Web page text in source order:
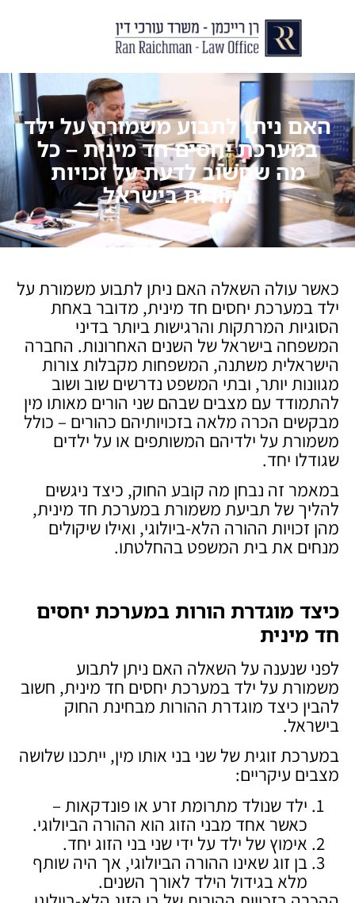
האם ניתן לתבוע משמורת על ילד
במערכת יחסים חד מינית – כל
מה שחשוב לדעת על זכויות
ההורות בישראל
כאשר עולה השאלה האם ניתן לתבוע משמורת על
ילד במערכת יחסים חד מינית, מדובר באחת
הסוגיות המרתקות והרגישות ביותר בדיני
המשפחה בישראל של השנים האחרונות. החברה
הישראלית משתנה, המשפחות מקבלות צורות
מגוונות יותר, ובתי המשפט נדרשים שוב ושוב
להתמודד עם מצבים שבהם שני הורים מאותו מין
מבקשים הכרה מלאה בזכויותיהם כהורים – כולל
משמורת על ילדיהם המשותפים או על ילדים
שגודלו יחד.
במאמר זה נבחן מה קובע החוק, כיצד ניגשים
להליך של תביעת משמורת במערכת חד מינית,
מהן זכויות ההורה הלא-ביולוגי, ואילו שיקולים
מנחים את בית המשפט בהחלטתו.
כיצד מוגדרת הורות במערכת יחסים
חד מינית
לפני שנענה על השאלה האם ניתן לתבוע
משמורת על ילד במערכת יחסים חד מינית, חשוב
להבין כיצד מוגדרת ההורות מבחינת החוק
בישראל.
במערכת זוגית של שני בני אותו מין, ייתכנו שלושה
מצבים עיקריים:
ילד שנולד מתרומת זרע או פונדקאות –
כאשר אחד מבני הזוג הוא ההורה הביולוגי.
אימוץ של ילד על ידי שני בני הזוג יחד.
בן זוג שאינו ההורה הביולוגי, אך היה שותף
מלא בגידול הילד לאורך השנים.